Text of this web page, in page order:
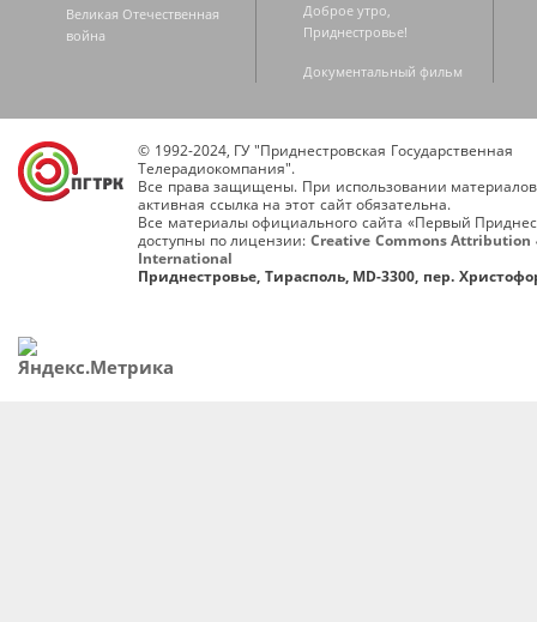
Великая Отечественная
война
Доброе утро,
Приднестровье!
Документальный фильм
© 1992-2024, ГУ "Приднестровская Государственная
Телерадиокомпания".
Все права защищены. При использовании
активная ссылка на этот сайт обязательна.
Все материалы официального сайта «Первый
доступны по лицензии: Creative Commons Attribution
International
Приднестровье, Тирасполь, MD-3300, пер.